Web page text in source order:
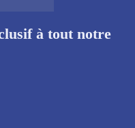
à tout notre